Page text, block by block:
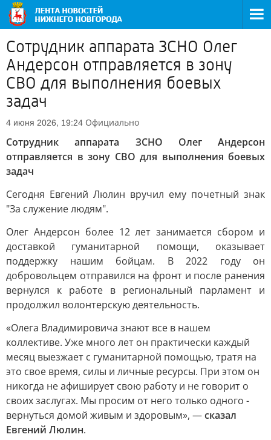
Сотрудник аппарата ЗСНО Олег
Андерсон отправляется в зону
СВО для выполнения боевых
задач
4 июня 2026, 19:24 Официально
Сотрудник аппарата ЗСНО Олег Андерсон
отправляется в зону СВО для выполнения боевых
задач
Сегодня Евгений Люлин вручил ему почетный знак
"За служение людям".
Олег Андерсон более 12 лет занимается сбором и
доставкой гуманитарной помощи, оказывает
поддержку нашим бойцам. В 2022 году он
добровольцем отправился на фронт и после ранения
вернулся к работе в региональный парламент и
продолжил волонтерскую деятельность.
«Олега Владимировича знают все в нашем
коллективе. Уже много лет он практически каждый
месяц выезжает с гуманитарной помощью, тратя на
это свое время, силы и личные ресурсы. При этом он
никогда не афиширует свою работу и не говорит о
своих заслугах. Мы просим от него только одного -
вернуться домой живым и здоровым», —сказал
Евгений Люлин.